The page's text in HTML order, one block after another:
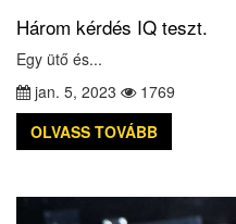
Három kérdés IQ teszt.
Egy ütő és...
jan. 5, 2023
1769
OLVASS TOVÁBB